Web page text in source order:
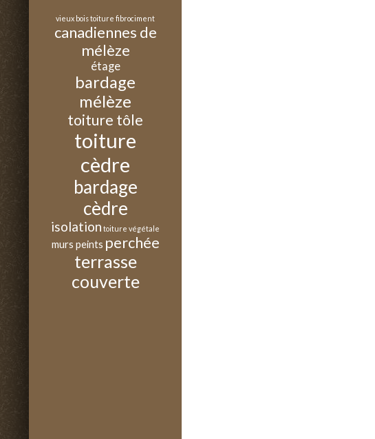
vieux boistoiture fibrociment
canadiennes de
mélèze
étage
bardage
mélèze
toiture tôle
toiture
cèdre
bardage
cèdre
isolation toiture végétale
murs peints perchée
terrasse
couverte